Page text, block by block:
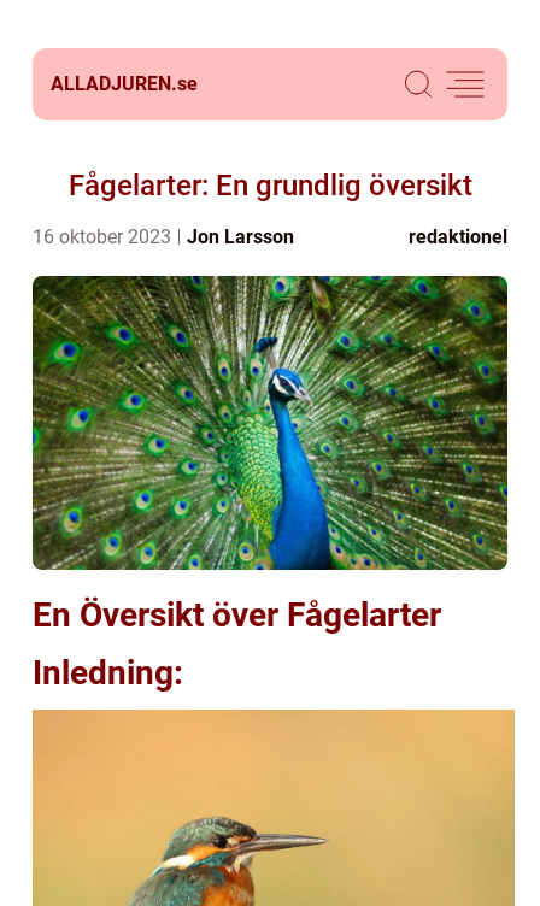
ALLADJUREN.se
Fågelarter: En grundlig översikt
16 oktober 2023 Jon Larsson redaktionel
En Översikt över Fågelarter
Inledning: